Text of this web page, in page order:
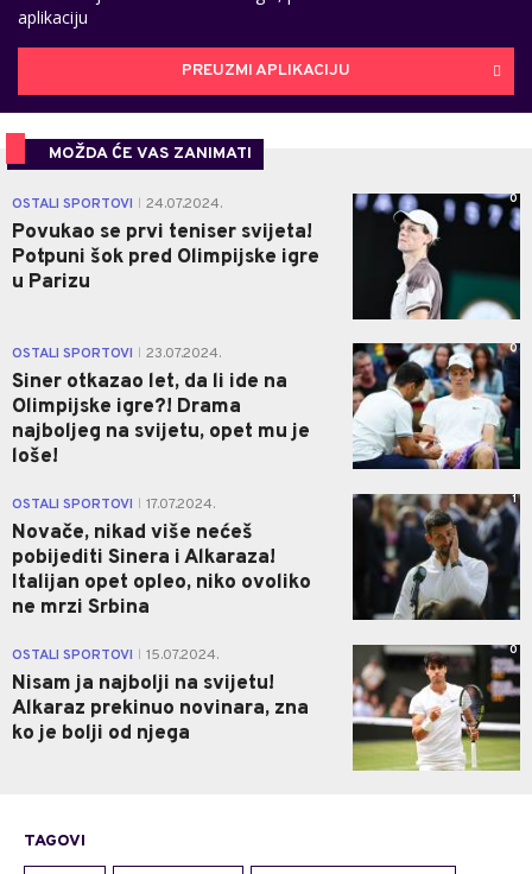
aplikaciju
PREUZMI APLIKACIJU
MOŽDA ĆE VAS ZANIMATI
OSTALI SPORTOVI 24.07.2024.
Povukao se prvi teniser svijeta!
Potpuni šok pred Olimpijske igre
u Parizu
0
OSTALI SPORTOVI 23.07.2024.
Siner otkazao let, da li ide na
Olimpijske igre?! Drama
najboljeg na svijetu, opet mu je
loše!
0
OSTALI SPORTOVI 17.07.2024.
Novače, nikad više nećeš
pobijediti Sinera i Alkaraza!
Italijan opet opleo, niko ovoliko
ne mrzi Srbina
1
OSTALI SPORTOVI 15.07.2024.
Nisam ja najbolji na svijetu!
Alkaraz prekinuo novinara, zna
ko je bolji od njega
0
TAGOVI